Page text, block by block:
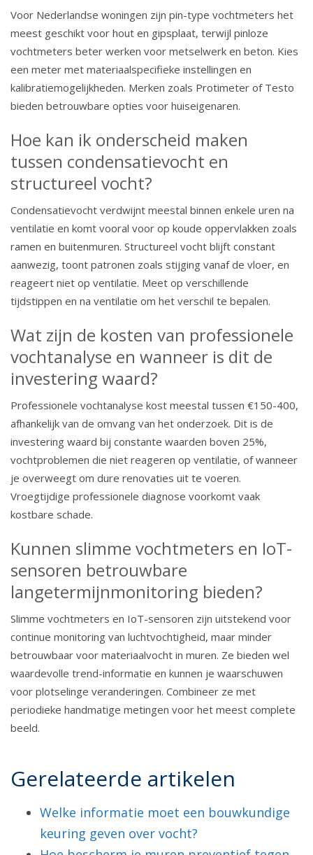
Voor Nederlandse woningen zijn pin-type vochtmeters het
meest geschikt voor hout en gipsplaat, terwijl pinloze
vochtmeters beter werken voor metselwerk en beton. Kies
een meter met materiaalspecifieke instellingen en
kalibratiemogelijkheden. Merken zoals Protimeter of Testo
bieden betrouwbare opties voor huiseigenaren.
Hoe kan ik onderscheid maken
tussen condensatievocht en
structureel vocht?
Condensatievocht verdwijnt meestal binnen enkele uren na
ventilatie en komt vooral voor op koude oppervlakken zoals
ramen en buitenmuren. Structureel vocht blijft constant
aanwezig, toont patronen zoals stijging vanaf de vloer, en
reageert niet op ventilatie. Meet op verschillende
tijdstippen en na ventilatie om het verschil te bepalen.
Wat zijn de kosten van professionele
vochtanalyse en wanneer is dit de
investering waard?
Professionele vochtanalyse kost meestal tussen €150-400,
afhankelijk van de omvang van het onderzoek. Dit is de
investering waard bij constante waarden boven 25%,
vochtproblemen die niet reageren op ventilatie, of wanneer
je overweegt om dure renovaties uit te voeren.
Vroegtijdige professionele diagnose voorkomt vaak
kostbare schade.
Kunnen slimme vochtmeters en IoT-
sensoren betrouwbare
langetermijnmonitoring bieden?
Slimme vochtmeters en IoT-sensoren zijn uitstekend voor
continue monitoring van luchtvochtigheid, maar minder
betrouwbaar voor materiaalvocht in muren. Ze bieden wel
waardevolle trend-informatie en kunnen je waarschuwen
voor plotselinge veranderingen. Combineer ze met
periodieke handmatige metingen voor het meest complete
beeld.
Gerelateerde artikelen
Welke informatie moet een bouwkundige
keuring geven over vocht?